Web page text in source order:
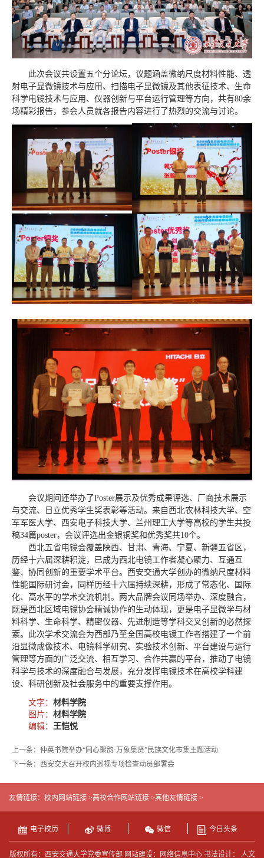
此次会议共设置五个分论坛，议题涵盖微纳尺度材料性能、透
射电子显微镜技术与应用、扫描电子显微镜及其他表征技术、生命
科学电镜技术与应用、仪器创新与平台运行管理等方向，共有80余
场精彩报告，参会人员就各报告内容进行了热烈的交流与讨论。
会议期间还举办了Poster展示及优秀成果评选、厂商技术展示
与交流、日立优秀学生奖表彰等活动。来自西北农林科技大学、空
军军医大学、西安电子科技大学、兰州理工大学等高校的学生共投
稿34篇poster，会议评选出金银铜奖和优秀奖共10个。
西北五省电镜会覆盖陕西、甘肃、青海、宁夏、新疆五省区，
历经十六届深耕积淀，已成为西北电镜工作者凝心聚力、互通互
鉴、协同创新的重要学术平台。西安交通大学创办的微纳尺度材料
性能国际研讨会，同样历经十六届持续深耕，形成了常态化、国际
化、高水平的学术交流机制。两大品牌会议同场举办、深度融合，
既是西北区域电镜协会精诚协作的生动体现，更是电子显微学与材
料科学、生命科学、精密仪器、先进制造等学科交叉创新的必然探
索。此次学术交流会为西部乃至全国高校电镜工作者搭建了一个前
沿显微成像技术、电镜科学研究、实验技术创新、平台建设与运行
管理等方面的广泛交流、相互学习、合作共赢的平台，推动了电镜
科学与技术的深度融合与发展，充分发挥电镜技术在高校学科建
设、科研创新及社会服务中的重要支撑作用。
文字： 材料学院
图片： 材料学院
编辑： 王恺悦
上一条：仲英书院举办“同心聚韵·万象集贤”民族文化市集主题活动
下一条：西安交大召开校内巡视专项检查动员部署会
友情链接： 校内网站链接 >高校合作网站链接 >其他友情链接 >
电子校历 微博 微信 今日头条
版权所有：西安交通大学党委宣传部 网站建设：网络信息中心 书法设计： 人文